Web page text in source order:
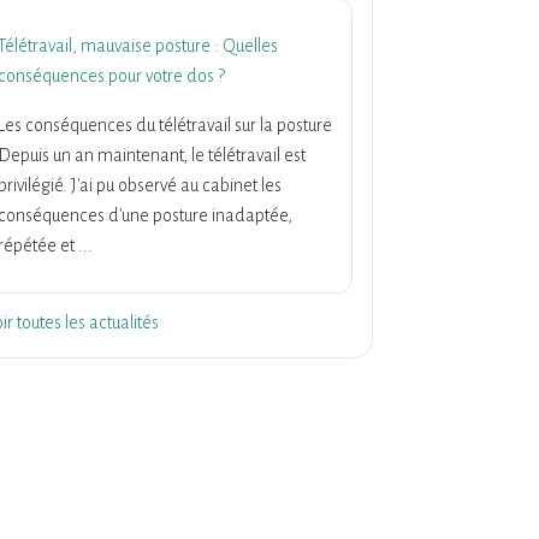
mauvaise posture : Quelles
pour votre dos ?
conséquences du télétravail sur la posture
un an maintenant, le télétravail est
J'ai pu observé au cabinet les
d'une posture inadaptée,
et ...
toutes les actualités